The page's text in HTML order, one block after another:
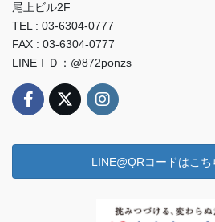
尾上ビル2F
TEL : 03-6304-0777
FAX : 03-6304-0777
LINEＩＤ：@872ponzs
LINE@QRコードはこ